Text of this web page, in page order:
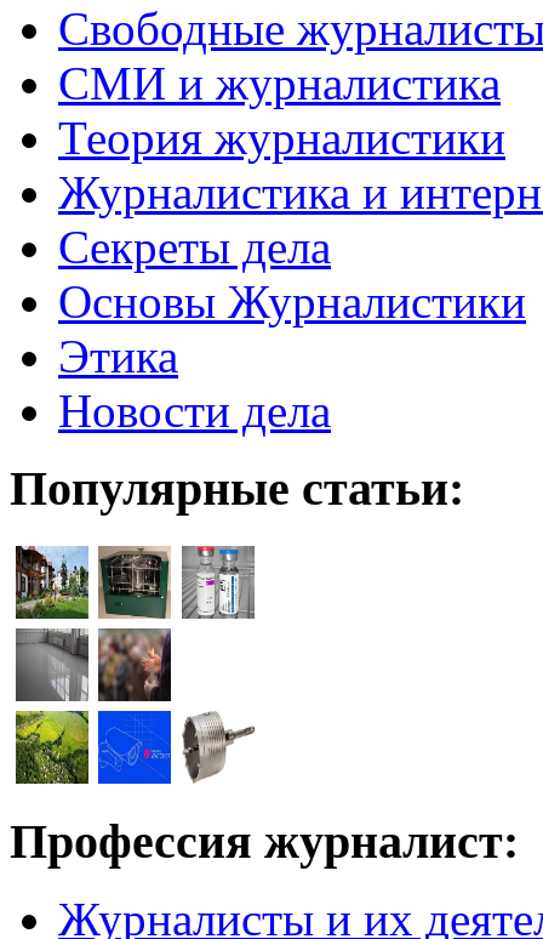
Свободные
СМИ и журналистика
Теория журналистики
Журналистика и
Секреты дела
Основы Журналистики
Этика
Новости дела
Популярные статьи:
Профессия журналист:
Журналисты и их